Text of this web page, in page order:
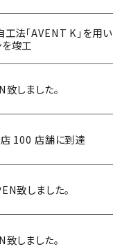
法「AVENT K」を用い
竣工
しました。
店 100 店舗に到達
致しました。
しました。